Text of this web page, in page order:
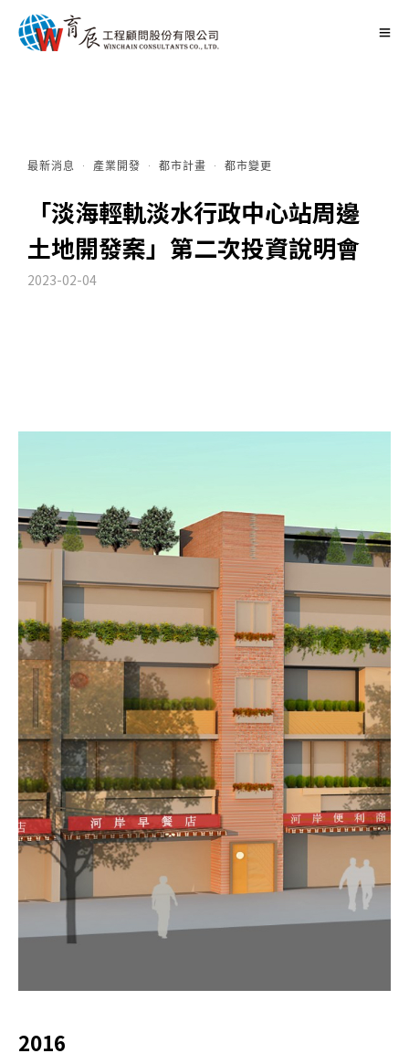
最新消息 · 產業開發 · 都市計畫 · 都市變更
「淡海輕軌淡水行政中心站周邊
土地開發案」第二次投資說明會
2023-02-04
2016